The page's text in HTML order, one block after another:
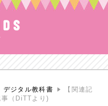
デジタル教科書
【関連記
（DiTTより)